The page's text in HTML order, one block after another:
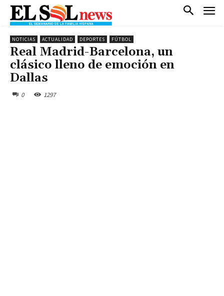
NOTICIAS ACTUALIDAD DEPORTES FÚTBOL
Real Madrid-Barcelona, un
clásico lleno de emoción en
Dallas
0 1297